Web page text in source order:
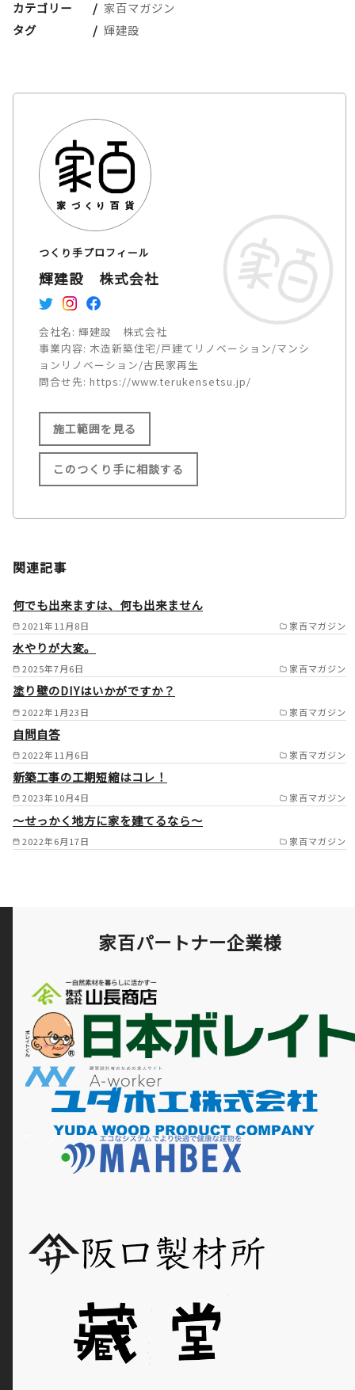
カテゴリー
家百マガジン
タグ
輝建設
つくり手プロフィール
輝建設 株式会社
会社名: 輝建設 株式会社
事業内容: 木造新築住宅/戸建てリノベーション/マンシ
ョンリノベーション/古民家再生
問合せ先: https://www.terukensetsu.jp/
施工範囲を見る
施工範囲
口市/大東市/四条畷市/八尾市/
子町/河南町/千早赤坂村/河内
長野市/摂津市/枚方市/池田市/
箕面市/茨木市/高槻市/島本町/
市/和泉市/忠岡町/岸和田市/貝
塚市/熊取町/泉佐野市/田尻町/
豊能町 奈良県 奈良市/生
駒市/大和郡山市/平群町/三郷
町/田原本町/広陵町/大和高田
市/葛城市/御所市/天理市/橿原
市/桜井市/明日香村 京都
府 京都市南部/京田辺市/木津
川市/八幡市/宇治市/久御山町/
城陽市/精華町 /
このつくり手に相談する
関連記事
2021年11月8日 家百マガジン
何でも出来ますは、何も出来ません
2025年7月6日 家百マガジン
水やりが大変。
2022年1月23日 家百マガジン
塗り壁のDIYはいかがですか？
2022年11月6日 家百マガジン
自問自答
2023年10月4日 家百マガジン
新築工事の工期短縮はコレ！
2022年6月17日 家百マガジン
～せっかく地方に家を建てるなら～
家百パートナー企業様